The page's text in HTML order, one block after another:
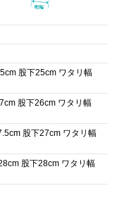
股下25cm ワタリ幅
股下26cm ワタリ幅
股下27cm ワタリ幅
股下28cm ワタリ幅